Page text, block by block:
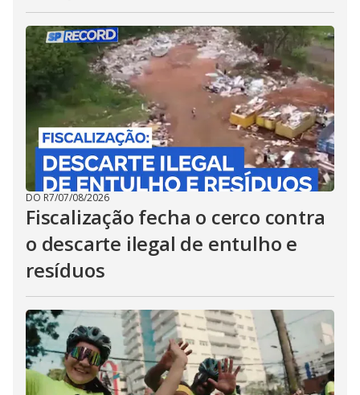
DO R7/07/08/2026
Fiscalização fecha o cerco contra
o descarte ilegal de entulho e
resíduos